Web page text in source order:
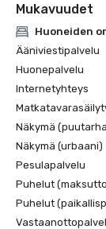
Mukavuudet
Huoneiden
Ääniviestipalvelu
Huonepalvelu
Internetyhteys
Näkymä
Näkymä (urbaani)
Pesulapalvelu
Puhelut
Puhelut